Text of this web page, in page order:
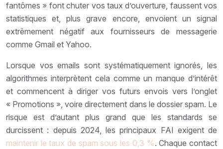
fantômes » font chuter vos taux d’ouverture, faussent vos
statistiques et, plus grave encore, envoient un signal
extrêmement négatif aux fournisseurs de messagerie
comme Gmail et Yahoo.
Lorsque vos emails sont systématiquement ignorés, les
algorithmes interprètent cela comme un manque d’intérêt
et commencent à diriger vos futurs envois vers l’onglet
« Promotions », voire directement dans le dossier spam. Le
risque est d’autant plus grand que les standards se
durcissent : depuis 2024, les principaux FAI exigent de
maintenir le taux de spam sous les 0,3 %. Chaque contact